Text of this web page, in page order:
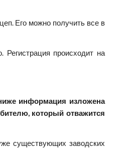
Его можно получить все в
происходит на
информация изложена
который отважится
существующих заводских